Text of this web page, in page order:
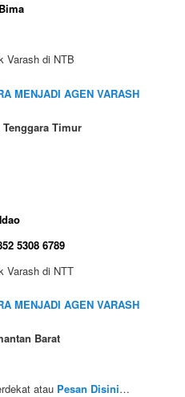
Varash di NTB
MENJADI AGEN VARASH
Timur
5308 6789
Varash di NTT
MENJADI AGEN VARASH
Barat
atau Pesan Disini…